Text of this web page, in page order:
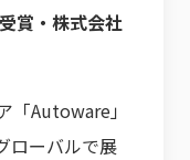
賞・株式会社
「Autoware」
ローバルで展